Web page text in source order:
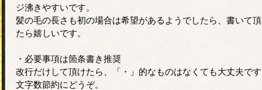
ジ沸きやすいです。
髪の毛の長さも初の場合は希望があるようでしたら、書いて
たら嬉しいです。
・必要事項は箇条書き推奨
改行だけして頂けたら、「・」的なものはなくても大丈夫で
文字数節約にどうぞ。